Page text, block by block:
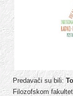
Predavači su bili:
Filozofskom